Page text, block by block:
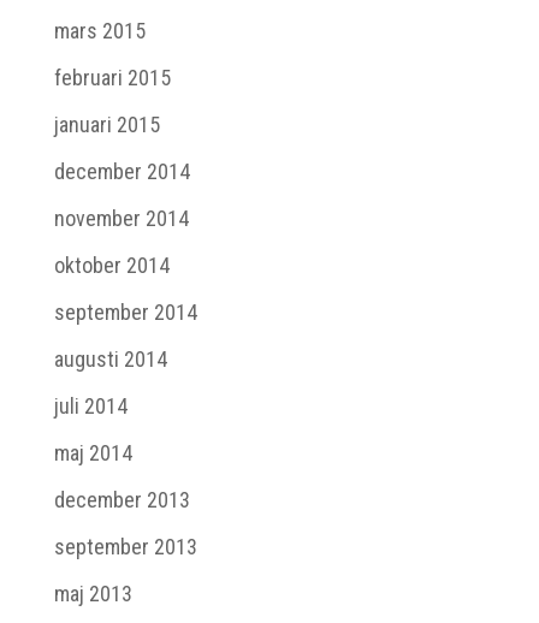
mars 2015
februari 2015
januari 2015
december 2014
november 2014
oktober 2014
september 2014
augusti 2014
juli 2014
maj 2014
december 2013
september 2013
maj 2013